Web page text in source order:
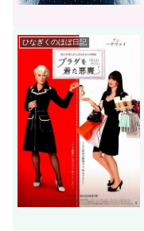
ひなぎくのほぼ日記